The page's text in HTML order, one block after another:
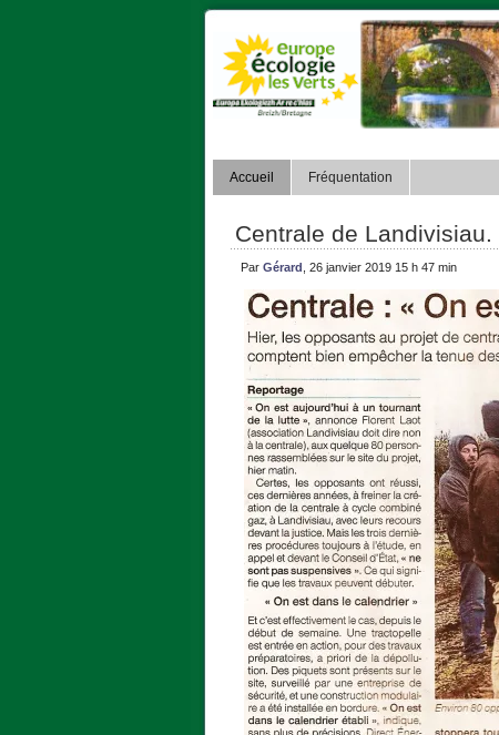
Accueil Fréquentation
Centrale de
Par Gérard , 26 janvier 2019 15 h 47 min